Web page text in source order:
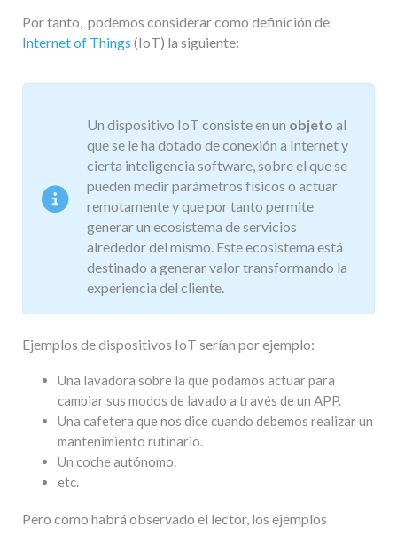
Por tanto, podemos considerar como definición de
Internet of Things (IoT) la siguiente:
Un dispositivo IoT consiste en un objeto al
que se le ha dotado de conexión a Internet y
cierta inteligencia software, sobre el que se
pueden medir parámetros físicos o actuar
remotamente y que por tanto permite
generar un ecosistema de servicios
alrededor del mismo. Este ecosistema está
destinado a generar valor transformando la
experiencia del cliente.
Ejemplos de dispositivos IoT serían por ejemplo:
Una lavadora sobre la que podamos actuar para
cambiar sus modos de lavado a través de un APP.
Una cafetera que nos dice cuando debemos realizar un
mantenimiento rutinario.
Un coche autónomo.
etc.
Pero como habrá observado el lector, los ejemplos